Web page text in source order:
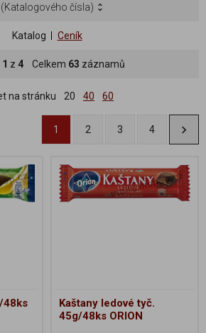
(Katalogového čísla)
Katalog Ceník
1 z 4Celkem 63 záznamů
na stránku 20 40 60
1 2 3 4
48ks
Kaštany ledové tyč.
45g/48ks ORION